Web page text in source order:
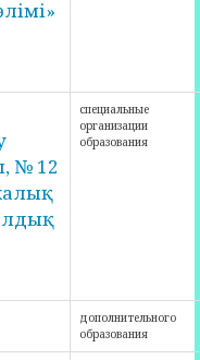
№ 12
специальные
организации
образования
дополнительного
образования